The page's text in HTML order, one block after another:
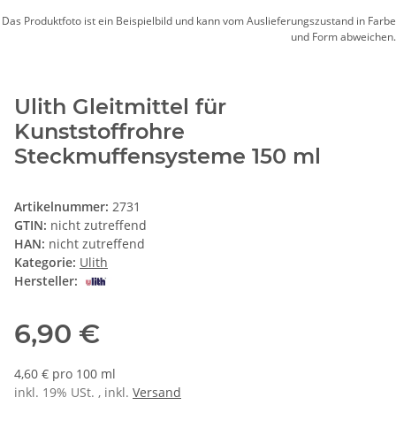
Das Produktfoto ist ein Beispielbild und kann vom Auslieferungszustand in Farbe
und Form abweichen.
Ulith Gleitmittel für
Kunststoffrohre
Steckmuffensysteme 150 ml
Artikelnummer: 2731
GTIN: nicht zutreffend
HAN: nicht zutreffend
Kategorie: Ulith
Hersteller:
6,90 €
4,60 € pro 100 ml
inkl. 19% USt. , inkl. Versand